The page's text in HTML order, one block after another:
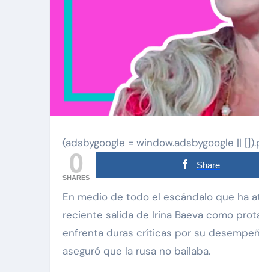
(adsbygoogle = window.adsbygoogle ||
0
SHARES
Share
En medio de todo el escándalo que ha atravesado la obra ‘Aventurera’, estalló la bomba con la
reciente salida de Irina Baeva como
enfrenta duras críticas por su
aseguró que la rusa no bailaba.